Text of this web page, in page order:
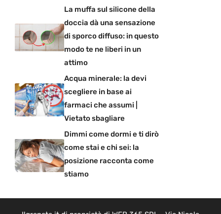
La muffa sul silicone della
doccia dà una sensazione
di sporco diffuso: in questo
modo te ne liberi in un
attimo
Acqua minerale: la devi
scegliere in base ai
farmaci che assumi |
Vietato sbagliare
Dimmi come dormi e ti dirò
come stai e chi sei: la
posizione racconta come
stiamo